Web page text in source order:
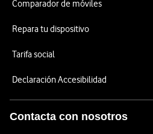
Comparador de móviles
Repara tu dispositivo
Tarifa social
Declaración Accesibilidad
Contacta con nosotros